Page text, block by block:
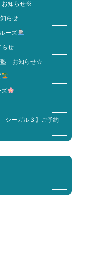
お知らせ※
らせ
ーズ
せ
塾 お知らせ☆
ズ
シーガル３】ご予約